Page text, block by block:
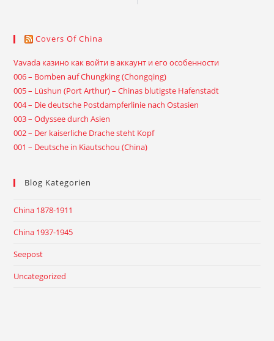
Covers Of China
Vavada казино как войти в аккаунт и его особенности
006 – Bomben auf Chungking (Chongqing)
005 – Lüshun (Port Arthur) – Chinas blutigste Hafenstadt
004 – Die deutsche Postdampferlinie nach Ostasien
003 – Odyssee durch Asien
002 – Der kaiserliche Drache steht Kopf
001 – Deutsche in Kiautschou (China)
Blog Kategorien
China 1878-1911
China 1937-1945
Seepost
Uncategorized